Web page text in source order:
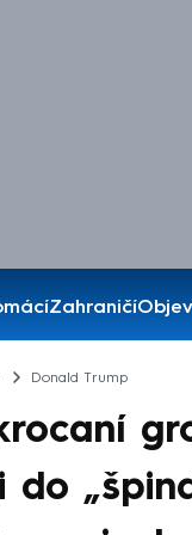
Zahraničí
Donald Trump
do